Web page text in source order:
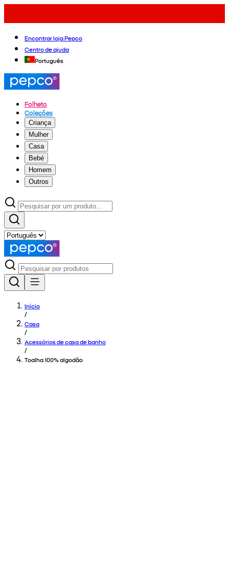
Encontrar loja Pepco
Centro de ajuda
Português
Folheto
Coleções
Criança
Mulher
Casa
Bebé
Homem
Outros
Início
/
Casa
/
Acessórios de casa de banho
/
Toalha 100% algodão